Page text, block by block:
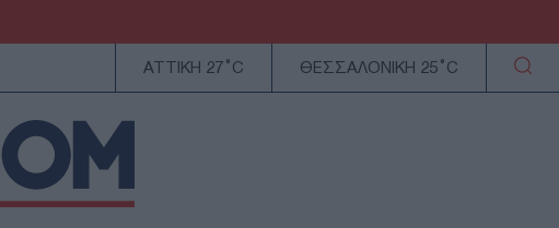
ΑΤΤΙΚΗ 27°C ΘΕΣΣΑΛΟΝΙΚΗ 25°C